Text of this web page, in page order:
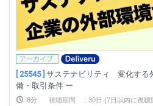
[ 25545 ] サステナビリティ 変化する
備・取引条件 ー
8分 視聴期間 : 30日 (7日以内に視聴